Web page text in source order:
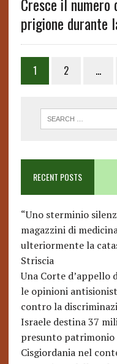
prigione durante
1 2 …
RECENT POSTS
“Uno sterminio
magazzini di
ulteriormente la
Striscia
Una Corte d’appello
le opinioni
contro la
Israele destina 37
presunto
Cisgiordania nel